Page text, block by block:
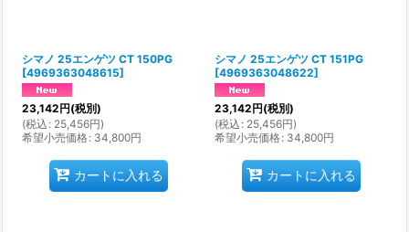
シマノ 25エンゲツ CT 150PG
[4969363048615]
23,142円(税別)
(税込 : 25,456円)
希望小売価格: 34,800円
カートに入れる
シマノ 25エンゲツ CT 151PG
[4969363048622]
23,142円(税別)
(税込 : 25,456円)
希望小売価格: 34,800円
カートに入れる